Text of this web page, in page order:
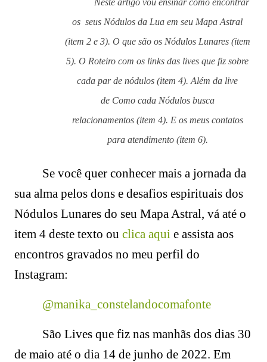
Neste artigo vou ensinar como encontrar
os seus Nódulos da Lua em seu Mapa Astral
(item 2 e 3). O que são os Nódulos Lunares (item
5). O Roteiro com os links das lives que fiz sobre
cada par de nódulos (item 4). Além da live
de Como cada Nódulos busca
relacionamentos(item 4). E os meus contatos
para atendimento (item 6).
Se você quer conhecer mais a jornada da
sua alma pelos dons e desafios espirituais dos
Nódulos Lunares do seu Mapa Astral, vá até o
item 4 deste texto ou clica aqui e assista aos
encontros gravados no meu perfil do
Instagram:
@manika_constelandocomafonte
São Lives que fiz nas manhãs dos dias 30
de maio até o dia 14 de junho de 2022. Em